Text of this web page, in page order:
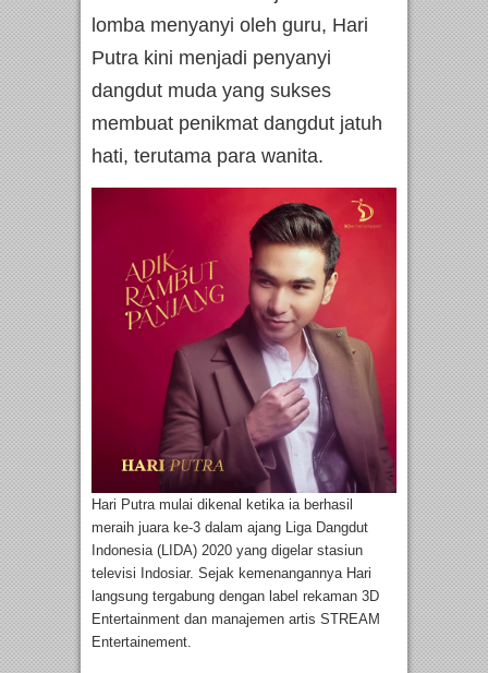
lomba menyanyi oleh guru, Hari
Putra kini menjadi penyanyi
dangdut muda yang sukses
membuat penikmat dangdut jatuh
hati, terutama para wanita.
Hari Putra mulai dikenal ketika ia berhasil
meraih juara ke-3 dalam ajang Liga Dangdut
Indonesia (LIDA) 2020 yang digelar stasiun
televisi Indosiar. Sejak kemenangannya Hari
langsung tergabung dengan label rekaman 3D
Entertainment dan manajemen artis STREAM
Entertainement.